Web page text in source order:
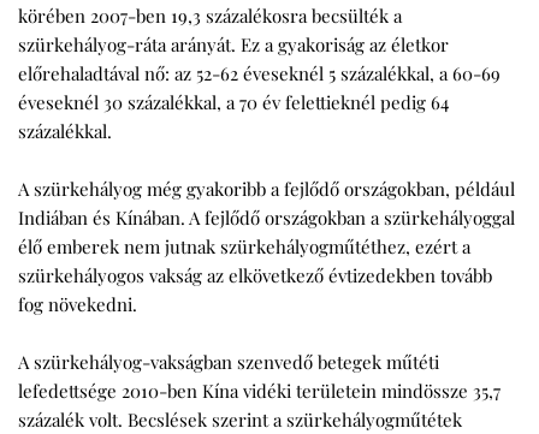
körében 2007-ben 19,3 százalékosra becsülték a
szürkehályog-ráta arányát. Ez a gyakoriság az életkor
előrehaladtával nő: az 52-62 éveseknél 5 százalékkal, a 60-69
éveseknél 30 százalékkal, a 70 év felettieknél pedig 64
százalékkal.
A szürkehályog még gyakoribb a fejlődő országokban, például
Indiában és Kínában. A fejlődő országokban a szürkehályoggal
élő emberek nem jutnak szürkehályogműtéthez, ezért a
szürkehályogos vakság az elkövetkező évtizedekben tovább
fog növekedni.
A szürkehályog-vakságban szenvedő betegek műtéti
lefedettsége 2010-ben Kína vidéki területein mindössze 35,7
százalék volt. Becslések szerint a szürkehályogműtétek